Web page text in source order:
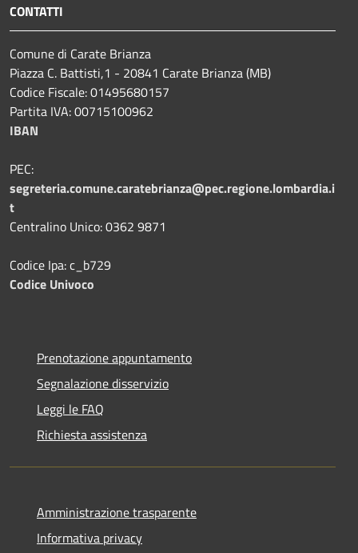
CONTATTI
Comune di Carate Brianza
Piazza C. Battisti,1 - 20841 Carate Brianza (MB)
Codice Fiscale: 01495680157
Partita IVA: 00715100962
IBAN
PEC:
segreteria.comune.caratebrianza@pec.regione.lombardia.i
t
Centralino Unico: 0362 9871
Codice Ipa: c_b729
Codice Univoco
Prenotazione appuntamento
Segnalazione disservizio
Leggi le FAQ
Richiesta assistenza
Amministrazione trasparente
Informativa privacy